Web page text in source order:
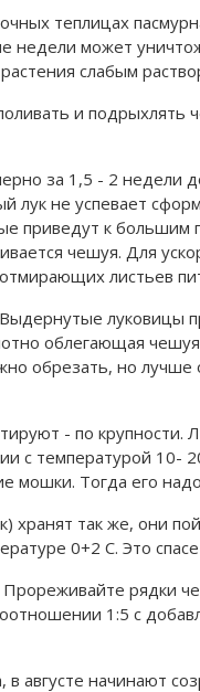
теплицах
недели может
слабым
и подрыхлять
за 1,5 - 2 недели
лук не успевает
приведут к большим
чешуя. Для
листьев
луковицы
облегающая
обрезать, но
- по крупности.
с температурой 10-
мошки. Тогда его
так же, они
0+2 С. Это
Прореживайте рядки
1:5 с
августе начинают